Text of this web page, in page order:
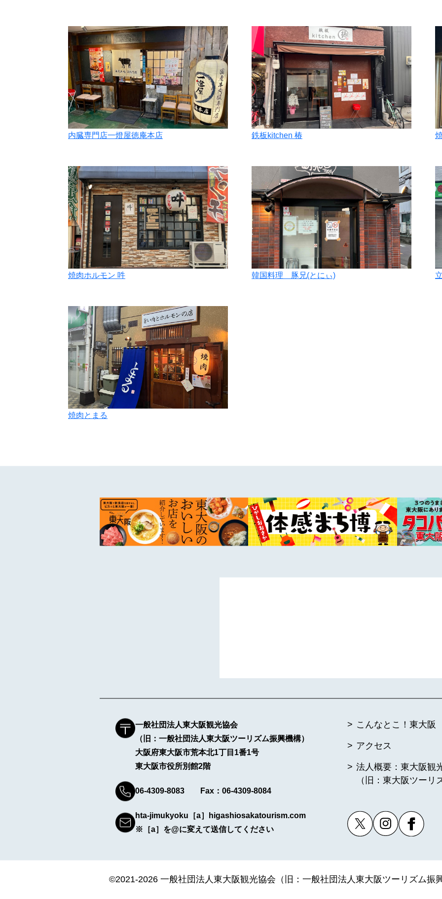
内臓専門店一燈屋徳庵本店 鉄板kitchen 椿
焼肉ホルモン 吽 韓国料理 豚兄(とにぃ)
焼肉とまる
こんなとこ！東大阪
アクセス
法人概要：東大阪観
（旧：東大阪ツーリ
一般社団法人東大阪観光協会
（旧：一般社団法人東大阪ツーリズム振興機構）
大阪府東大阪市荒本北1丁目1番1号
東大阪市役所別館2階
06-4309-8083 Fax：06-4309-8084
hta-jimukyoku［a］higashiosakatourism.com
※［a］を@に変えて送信してください
©2021-2026 一般社団法人東大阪観光協会（旧：一般社団法人東大阪ツーリズム振